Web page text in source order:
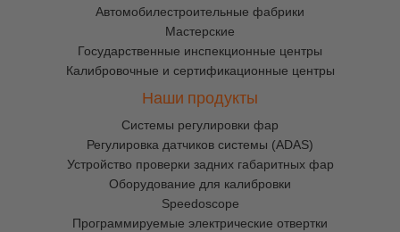
Автомобилестроительные фабрики
Мастерские
Государственные инспекционные центры
Калибровочные и сертификационные центры
Наши продукты
Cистемы регулировки фар
Регулировка датчиков системы (ADAS)
Устройство проверки задних габаритных фар
Оборудование для калибровки
Speedoscope
Программируемые электрические отвертки